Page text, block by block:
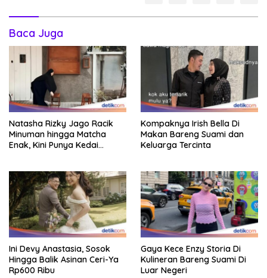
Baca Juga
Natasha Rizky Jago Racik
Minuman hingga Matcha
Enak, Kini Punya Kedai
Kompaknya Irish Bella Di
Makan Bareng Suami dan
Keluarga Tercinta
Ini Devy Anastasia, Sosok
Hingga Balik Asinan Ceri-Ya
Rp600 Ribu
Gaya Kece Enzy Storia Di
Kulineran Bareng Suami Di
Luar Negeri